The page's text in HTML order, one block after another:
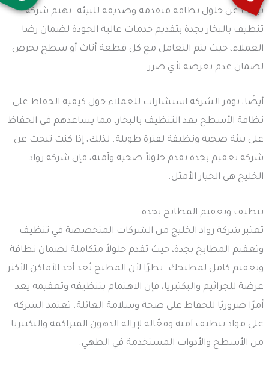
تبحث عن حلول نظافة متقدمة وصديقة للبيئة. تهتم شركة
تنظيف بالبخار بجدة بتقديم خدمات عالية الجودة لضمان رضا
العملاء، حيث يتم التعامل مع كل قطعة أثاث أو سطح بحرص
لضمان عدم تعرضه لأي ضرر.
أيضًا، توفر الشركة استشارات للعملاء حول كيفية الحفاظ على
نظافة الأسطح بعد التنظيف بالبخار، مما يساعدهم في الحفاظ
على بيئة صحية ونظيفة لفترة طويلة. لذلك، إذا كنت تبحث عن
شركة تعقيم بجدة تقدم حلولاً صحية وآمنة، فإن شركة رواد
الخليج هي الخيار الأمثل.
تنظيف وتعقيم المطابخ بجدة
تعتبر شركة رواد الخليج من الشركات المتخصصة في تنظيف
وتعقيم المطابخ بجدة، حيث تقدم حلولاً متكاملة لضمان نظافة
وتعقيم كامل لمطبخك. نظرًا لأن المطبخ يُعد أحد الأماكن الأكثر
عرضة للجراثيم والبكتيريا، فإن الاهتمام بتنظيفه وتعقيمه يعد
أمرًا ضروريًا للحفاظ على صحة وسلامة العائلة. تعتمد الشركة
على مواد تنظيف آمنة وفعّالة لإزالة الدهون المتراكمة والبكتيريا
من الأسطح والأدوات المستخدمة في الطهي.